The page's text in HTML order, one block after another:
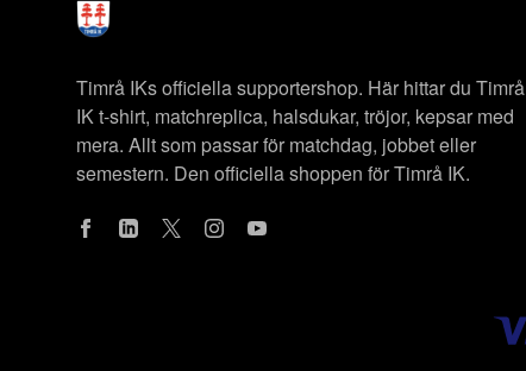
Timrå IKs officiella supportershop. Här hittar du Timrå
IK t-shirt, matchreplica, halsdukar, tröjor, kepsar med
mera. Allt som passar för matchdag, jobbet eller
semestern. Den officiella shoppen för Timrå IK.